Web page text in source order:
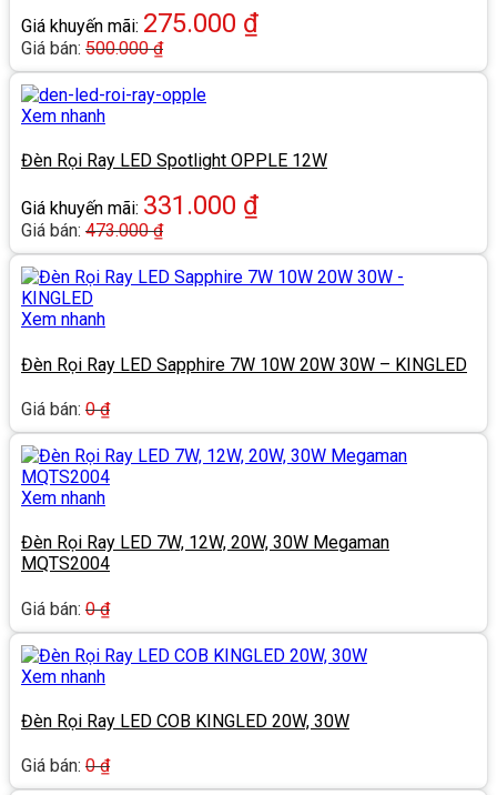
Giá khuyến mãi: 275.000 ₫
Giá bán: 500.000₫
Xem nhanh
Đèn Rọi Ray LED Spotlight OPPLE 12W
Giá khuyến mãi: 331.000 ₫
Giá bán: 473.000₫
Xem nhanh
Đèn Rọi Ray LED Sapphire 7W 10W 20W 30W – KINGLED
Giá bán: 0₫
Xem nhanh
Đèn Rọi Ray LED 7W, 12W, 20W, 30W Megaman
MQTS2004
Giá bán: 0₫
Xem nhanh
Đèn Rọi Ray LED COB KINGLED 20W, 30W
Giá bán: 0₫